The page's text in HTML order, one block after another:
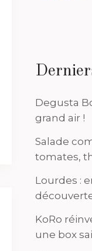
Degusta
grand air !
Salade
tomates,
Lourdes :
KoRo
une box